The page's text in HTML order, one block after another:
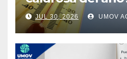
JUL 30, 2026 UMOV